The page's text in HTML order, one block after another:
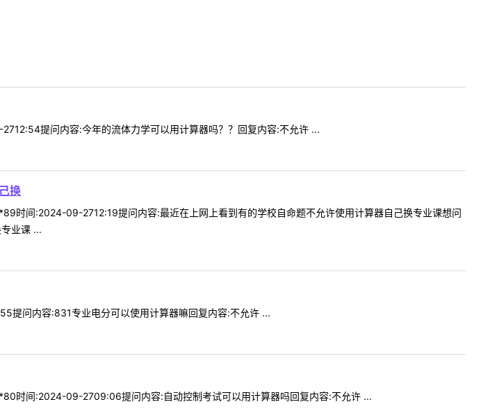
提问内容:今年的流体力学可以用计算器吗？？回复内容:不允许 ...
换
时间:2024-09-2712:19提问内容:最近在上网上看到有的学校自命题不允许使用计算器自己换专业课想问
业课 ...
问内容:831专业电分可以使用计算器嘛回复内容:不允许 ...
时间:2024-09-2709:06提问内容:自动控制考试可以用计算器吗回复内容:不允许 ...